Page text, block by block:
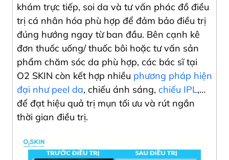
khám trực tiếp, soi da và tư vấn phác đồ điều
trị cá nhân hóa phù hợp để đảm bảo điều trị
đúng hướng ngay từ ban đầu. Bên cạnh kê
đơn thuốc uống/ thuốc bôi hoặc tư vấn sản
phẩm chăm sóc da phù hợp, các bác sĩ tại
O2 SKIN còn kết hợp nhiều phương pháp hiện
đại như peel da, chiếu ánh sáng, chiếu IPL,…
để đạt hiệu quả trị mụn tối ưu và rút ngắn
thời gian điều trị.